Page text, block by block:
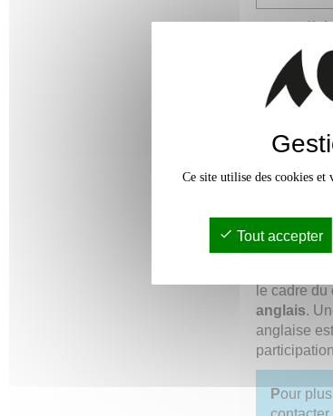
Les
conditions
Avoir
Etre
le cadre
anglais.
anglaise
Pour
Ce site utilise des cookies et
Tout accepter